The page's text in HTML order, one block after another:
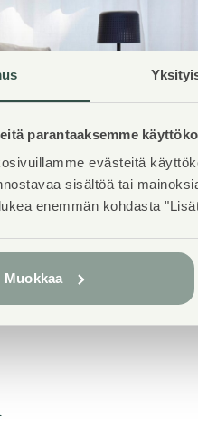
parantaaksemme
evästeitä
sisältöä tai
enemmän kohdasta
Muokkaa